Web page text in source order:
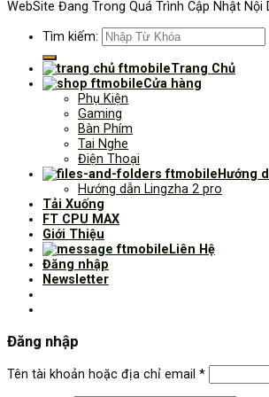
WebSite Đang Trong Quá Trình Cập Nhật Nội
Tìm kiếm:
Trang Chủ
Cửa hàng
Phụ Kiện
Gaming
Bàn Phím
Tai Nghe
Điện Thoại
Hướng
Hướng dẫn Lingzha 2 pro
Tải Xuống
FT CPU MAX
Giới Thiệu
Liên Hệ
Đăng nhập
Newsletter
Đăng nhập
Tên tài khoản hoặc địa chỉ email *